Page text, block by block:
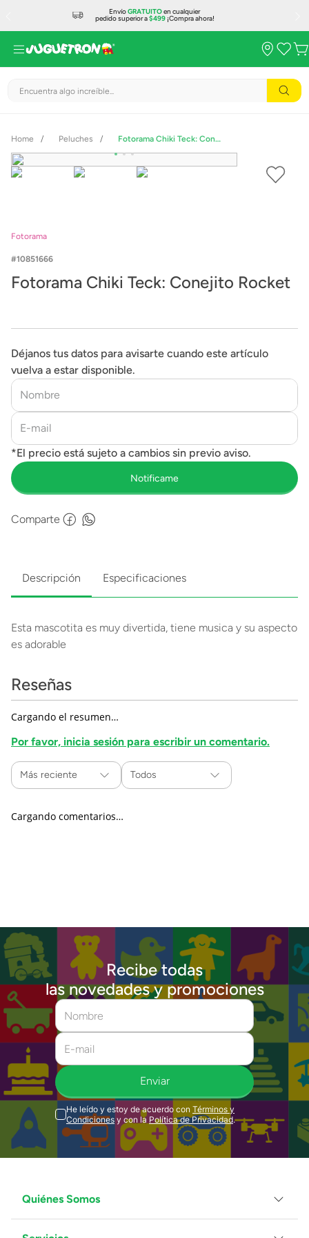
EnvíoGRATUITOen cualquier
pedido superior a$499¡Compra ahora!
Encuentra algo increíble...
Peluches Fotorama Chiki Teck: Conejito Rocket
Fotorama
10851666
Fotorama Chiki Teck: Conejito Rocket
Déjanos tus datos para avisarte cuando este artículo
vuelva a estar disponible.
Comparte
Descripción Especificaciones
Esta mascotita es muy divertida, tiene musica y su aspecto
es adorable
Reseñas
Cargando el resumen…
Por favor, inicia sesión para escribir un comentario.
Más reciente Todos
Cargando comentarios…
Recibe todas
las novedades y promociones
Enviar
He leído y estoy de acuerdo con Términos y
Condiciones y con la Política de Privacidad.
Quiénes Somos